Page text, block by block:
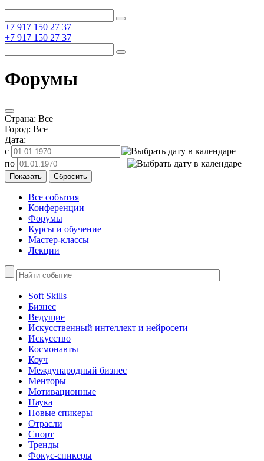
+7 917 150 27 37
+7 917 150 27 37
Форумы
Страна: Все
Город: Все
Дата:
с
по
Все события
Конференции
Форумы
Курсы и обучение
Мастер-классы
Лекции
Soft Skills
Бизнес
Ведущие
Искусственный интеллект и нейросети
Искусство
Космонавты
Коуч
Международный бизнес
Менторы
Мотивационные
Наука
Новые спикеры
Отрасли
Спорт
Тренды
Фокус-спикеры